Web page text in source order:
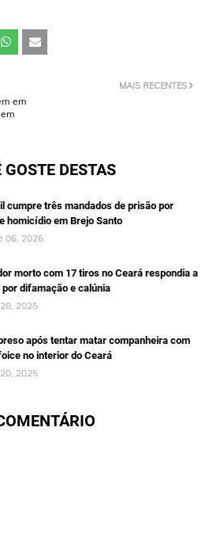
MAIS RECENTES
em
DESTAS
cumpre três mandados de prisão por
homicídio em Brejo Santo
06, 2026
morto com 17 tiros no Ceará respondia a
difamação e calúnia
2025
após tentar matar companheira com
no interior do Ceará
2025